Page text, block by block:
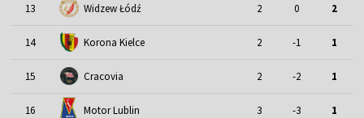
13 Widzew Łódź 2 0 2
14 Korona Kielce 2 -1 1
15 Cracovia 2 -2 1
16 Motor Lublin 3 -3 1